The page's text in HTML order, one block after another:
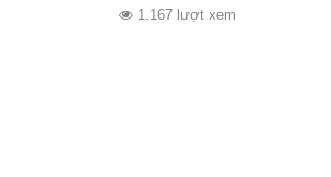
TẠI HÀ NAM
1.167 lượt xem